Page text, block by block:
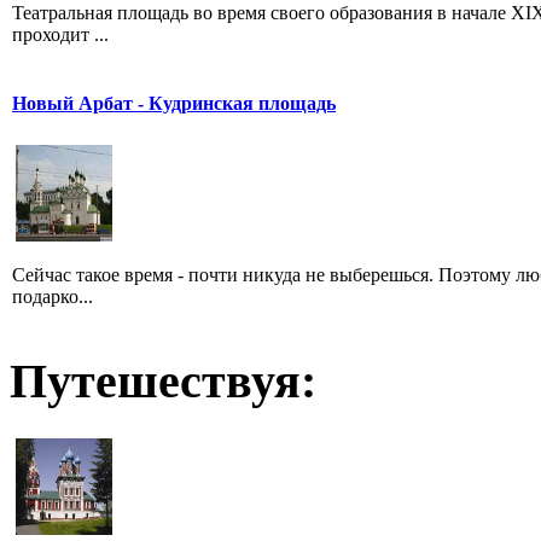
Театральная площадь во время своего образования в начале
проходит ...
Новый Арбат - Кудринская площадь
Сейчас такое время - почти никуда не выберешься. Поэтому
подарко...
Путешествуя: